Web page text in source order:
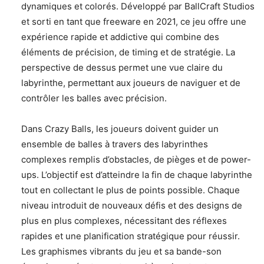
dynamiques et colorés. Développé par BallCraft Studios
et sorti en tant que freeware en 2021, ce jeu offre une
expérience rapide et addictive qui combine des
éléments de précision, de timing et de stratégie. La
perspective de dessus permet une vue claire du
labyrinthe, permettant aux joueurs de naviguer et de
contrôler les balles avec précision.
Dans Crazy Balls, les joueurs doivent guider un
ensemble de balles à travers des labyrinthes
complexes remplis d’obstacles, de pièges et de power-
ups. L’objectif est d’atteindre la fin de chaque labyrinthe
tout en collectant le plus de points possible. Chaque
niveau introduit de nouveaux défis et des designs de
plus en plus complexes, nécessitant des réflexes
rapides et une planification stratégique pour réussir.
Les graphismes vibrants du jeu et sa bande-son